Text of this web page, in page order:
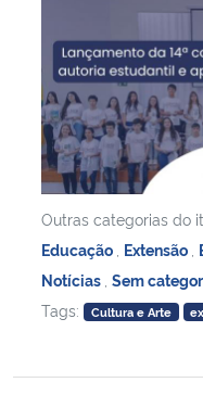
Outras categorias do
Educação Extensão
Notícias Sem
Tags:
Cultura e Arte